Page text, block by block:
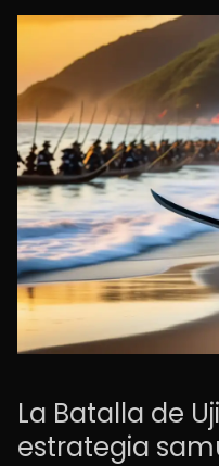
La Batalla de
estrategia